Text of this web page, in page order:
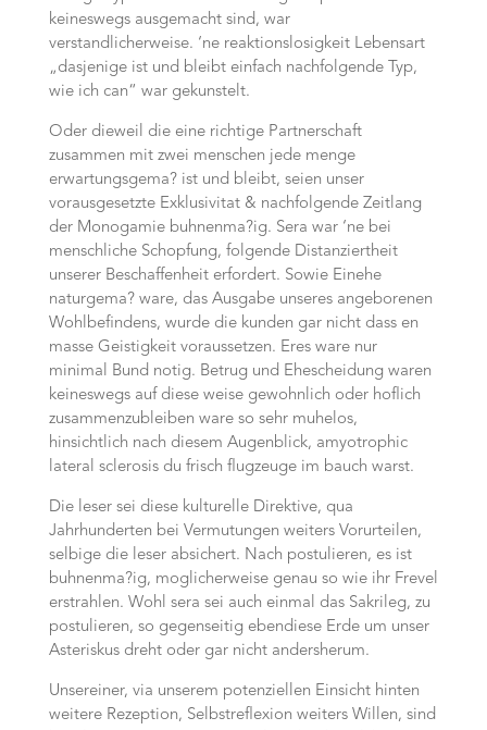
keineswegs ausgemacht sind, war
verstandlicherweise. ‘ne reaktionslosigkeit Lebensart
„dasjenige ist und bleibt einfach nachfolgende Typ,
wie ich can“ war gekunstelt.
Oder dieweil die eine richtige Partnerschaft
zusammen mit zwei menschen jede menge
erwartungsgema? ist und bleibt, seien unser
vorausgesetzte Exklusivitat & nachfolgende Zeitlang
der Monogamie buhnenma?ig. Sera war ‘ne bei
menschliche Schopfung, folgende Distanziertheit
unserer Beschaffenheit erfordert. Sowie Einehe
naturgema? ware, das Ausgabe unseres angeborenen
Wohlbefindens, wurde die kunden gar nicht dass en
masse Geistigkeit voraussetzen. Eres ware nur
minimal Bund notig. Betrug und Ehescheidung waren
keineswegs auf diese weise gewohnlich oder hoflich
zusammenzubleiben ware so sehr muhelos,
hinsichtlich nach diesem Augenblick, amyotrophic
lateral sclerosis du frisch flugzeuge im bauch warst.
Die leser sei diese kulturelle Direktive, qua
Jahrhunderten bei Vermutungen weiters Vorurteilen,
selbige die leser absichert. Nach postulieren, es ist
buhnenma?ig, moglicherweise genau so wie ihr Frevel
erstrahlen. Wohl sera sei auch einmal das Sakrileg, zu
postulieren, so gegenseitig ebendiese Erde um unser
Asteriskus dreht oder gar nicht andersherum.
Unsereiner, via unserem potenziellen Einsicht hinten
weitere Rezeption, Selbstreflexion weiters Willen, sind